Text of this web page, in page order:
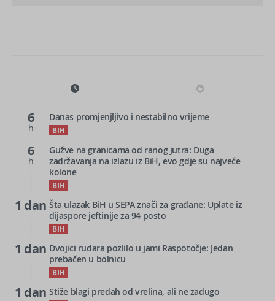
6
h
Danas promjenjljivo i nestabilno vrijeme
BIH
6
h
Gužve na granicama od ranog jutra: Duga
zadržavanja na izlazu iz BiH, evo gdje su najveće
kolone
BIH
1 dan Šta ulazak BiH u SEPA znači za građane: Uplate iz
dijaspore jeftinije za 94 posto
BIH
1 dan Dvojici rudara pozlilo u jami Raspotočje: Jedan
prebačen u bolnicu
BIH
1 dan Stiže blagi predah od vrelina, ali ne zadugo